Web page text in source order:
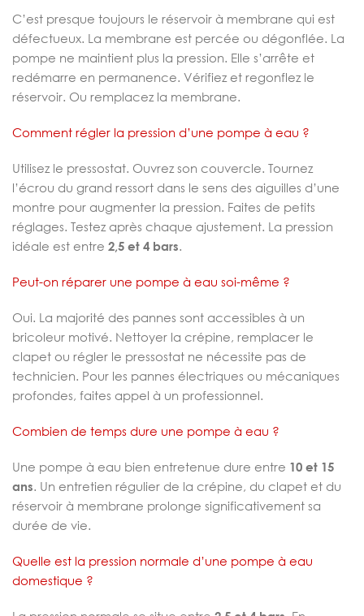
C’est presque toujours le réservoir à membrane qui est
défectueux. La membrane est percée ou dégonflée. La
pompe ne maintient plus la pression. Elle s’arrête et
redémarre en permanence. Vérifiez et regonflez le
réservoir. Ou remplacez la membrane.
Comment régler la pression d’une pompe à eau ?
Utilisez le pressostat. Ouvrez son couvercle. Tournez
l’écrou du grand ressort dans le sens des aiguilles d’une
montre pour augmenter la pression. Faites de petits
réglages. Testez après chaque ajustement. La pression
idéale est entre 2,5 et 4 bars
Peut-on réparer une pompe à eau soi-même ?
Oui. La majorité des pannes sont accessibles à un
bricoleur motivé. Nettoyer la crépine, remplacer le
clapet ou régler le pressostat ne nécessite pas de
technicien. Pour les pannes électriques ou mécaniques
profondes, faites appel à un professionnel.
Combien de temps dure une pompe à eau ?
Une pompe à eau bien entretenue dure entre 10 et 15
ans . Un entretien régulier de la crépine, du clapet et du
réservoir à membrane prolonge significativement sa
durée de vie.
Quelle est la pression normale d’une pompe à eau
domestique ?